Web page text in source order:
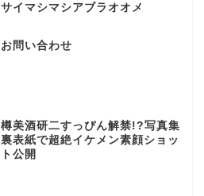
サイマシマシアブラオオメ
お問い合わせ
樽美酒研二すっぴん解禁!?写真集
裏表紙で超絶イケメン素顔ショッ
ト公開